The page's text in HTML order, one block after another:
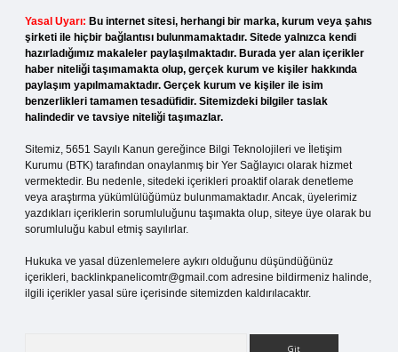
Yasal Uyarı: Bu internet sitesi, herhangi bir marka, kurum veya şahıs
şirketi ile hiçbir bağlantısı bulunmamaktadır. Sitede yalnızca kendi
hazırladığımız makaleler paylaşılmaktadır. Burada yer alan içerikler
haber niteliği taşımamakta olup, gerçek kurum ve kişiler hakkında
paylaşım yapılmamaktadır. Gerçek kurum ve kişiler ile isim
benzerlikleri tamamen tesadüfidir. Sitemizdeki bilgiler taslak
halindedir ve tavsiye niteliği taşımazlar.
Sitemiz, 5651 Sayılı Kanun gereğince Bilgi Teknolojileri ve İletişim
Kurumu (BTK) tarafından onaylanmış bir Yer Sağlayıcı olarak hizmet
vermektedir. Bu nedenle, sitedeki içerikleri proaktif olarak denetleme
veya araştırma yükümlülüğümüz bulunmamaktadır. Ancak, üyelerimiz
yazdıkları içeriklerin sorumluluğunu taşımakta olup, siteye üye olarak bu
sorumluluğu kabul etmiş sayılırlar.
Hukuka ve yasal düzenlemelere aykırı olduğunu düşündüğünüz
içerikleri, backlinkpanelicomtr@gmail.com adresine bildirmeniz halinde,
ilgili içerikler yasal süre içerisinde sitemizden kaldırılacaktır.